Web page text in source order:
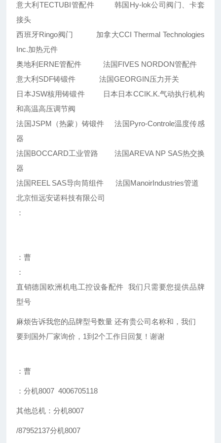
意大利TECTUBI管配件 韩国Hy-lok公司阀门、卡套
接头
西班牙Ringo阀门 加拿大CCI Thermal Technologies
Inc.加热元件
奥地利ERNE管配件 法国FIVES NORDON管配件
意大利SDF铸锻件 法国GEORGIN压力开关
日本JSW核用铸锻件 日本日本CCIK.K.气动执行机构
和高温高压调节阀
法国JSPM（热蒙）铸锻件 法国Pyro-Controle温度传感
器
法国BOCCARD工业管路 法国AREVA NP SAS热交换
器
法国REEL SAS导向筒组件 法国ManoirIndustries管道
北京恒远安诺科技有限公司
：
：曹
：
直销德国欧洲机电工控设备配件 我们只需要您提供品牌
型号
麻烦告诉我您的品牌型号数量 还有贵公司名称和，我们
要到国外厂家询价，1到2个工作日回复！谢谢
：曹
：分机8007 4006705118
其他总机：分机8007
/87952137分机8007